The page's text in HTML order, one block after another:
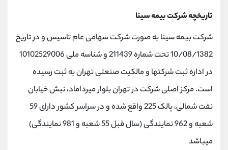
تاریخچه شرکت بيمه سينا
شرکت بیمه سینا به صورت شرکت سهامی عام تاسیس و در تاریخ
10/08/1382 تحت شماره 211439 و شناسه ملی 10102529006
در اداره ثبت شرکتها و مالکیت صنعتی تهران به ثبت رسیده
است. مرکز اصلی شرکت در تهران بلوار میرداماد، نبش خیابان
نفت شمالی، پالک 225 واقع شده و در سراسر کشور دارای 59
شعبه و 962 نمایندگی (سال قبل 55 شعبه و 981 نمایندگی)
میباشد